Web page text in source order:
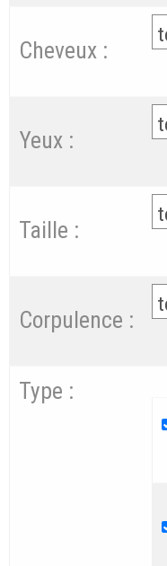
Cheveux :
Yeux :
Taille :
Corpulence :
Type :